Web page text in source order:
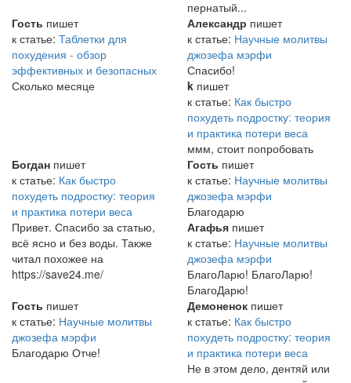
пернатый...
Гость пишет
к статье: Таблетки для
похудения - обзор
эффективных и безопасных
Сколько месяце
Александр пишет
к статье: Научные молитвы
джозефа мэрфи
Спасибо!
k пишет
к статье: Как быстро
похудеть подростку: теория
и практика потери веса
ммм, стоит попробовать
Богдан пишет
к статье: Как быстро
похудеть подростку: теория
и практика потери веса
Привет. Спасибо за статью,
всё ясно и без воды. Также
читал похожее на
https://save24.me/
Гость пишет
к статье: Научные молитвы
джозефа мэрфи
Благодарю
Агафья пишет
к статье: Научные молитвы
джозефа мэрфи
БлагоЛарю! БлагоЛарю!
БлагоДарю!
Гость пишет
к статье: Научные молитвы
джозефа мэрфи
Благодарю Отче!
Демоненок пишет
к статье: Как быстро
похудеть подростку: теория
и практика потери веса
Не в этом дело, дентяй или